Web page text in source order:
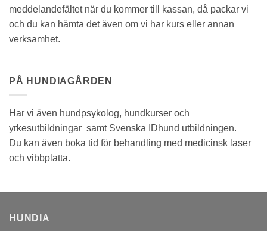
meddelandefältet när du kommer till kassan, då packar vi
och du kan hämta det även om vi har kurs eller annan
verksamhet.
PÅ HUNDIAGÅRDEN
Har vi även hundpsykolog, hundkurser och
yrkesutbildningar samt Svenska IDhund utbildningen.
Du kan även boka tid för behandling med medicinsk laser
och vibbplatta.
HUNDIA